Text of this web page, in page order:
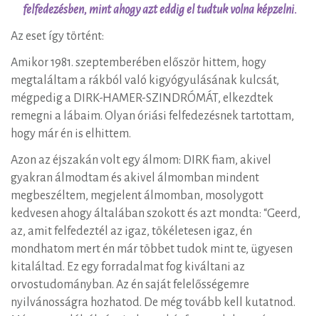
felfedezésben, mint ahogy azt eddig el tudtuk volna képzelni.
Az eset így történt:
Amikor 1981. szeptemberében először hittem, hogy
megtaláltam a rákból való kigyógyulásának kulcsát,
mégpedig a DIRK-HAMER-SZINDRÓMÁT, elkezdtek
remegni a lábaim. Olyan óriási felfedezésnek tartottam,
hogy már én is elhittem.
Azon az éjszakán volt egy álmom: DIRK fiam, akivel
gyakran álmodtam és akivel álmomban mindent
megbeszéltem, megjelent álmomban, mosolygott
kedvesen ahogy általában szokott és azt mondta: “Geerd,
az, amit felfedeztél az igaz, tökéletesen igaz, én
mondhatom mert én már többet tudok mint te, ügyesen
kitaláltad. Ez egy forradalmat fog kiváltani az
orvostudományban. Az én saját felelősségemre
nyilvánosságra hozhatod. De még tovább kell kutatnod.